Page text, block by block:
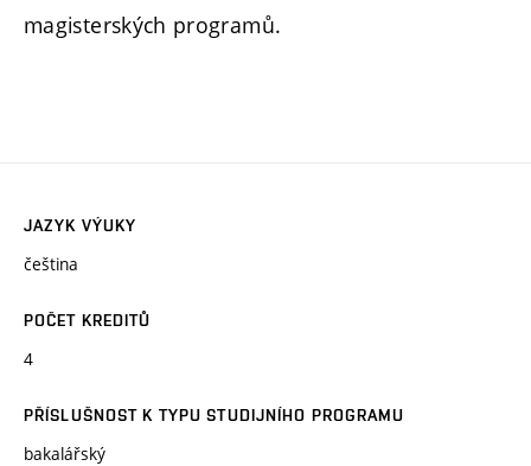
magisterských programů.
JAZYK VÝUKY
čeština
POČET KREDITŮ
4
PŘÍSLUŠNOST K TYPU STUDIJNÍHO PROGRAMU
bakalářský